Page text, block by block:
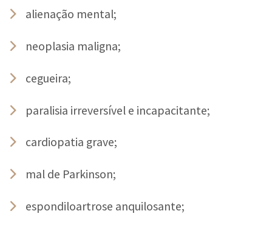
alienação mental;
neoplasia maligna;
cegueira;
paralisia irreversível e incapacitante;
cardiopatia grave;
mal de Parkinson;
espondiloartrose anquilosante;